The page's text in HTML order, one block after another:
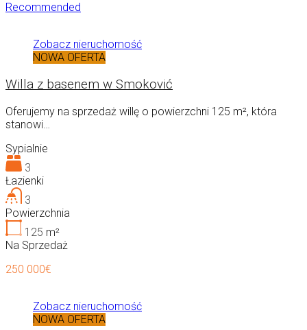
Recommended
Zobacz nieruchomość
NOWA OFERTA
Willa z basenem w Smoković
Oferujemy na sprzedaż willę o powierzchni 125 m², która
stanowi…
Sypialnie
3
Łazienki
3
Powierzchnia
125 m²
Na Sprzedaż
250 000€
Zobacz nieruchomość
NOWA OFERTA